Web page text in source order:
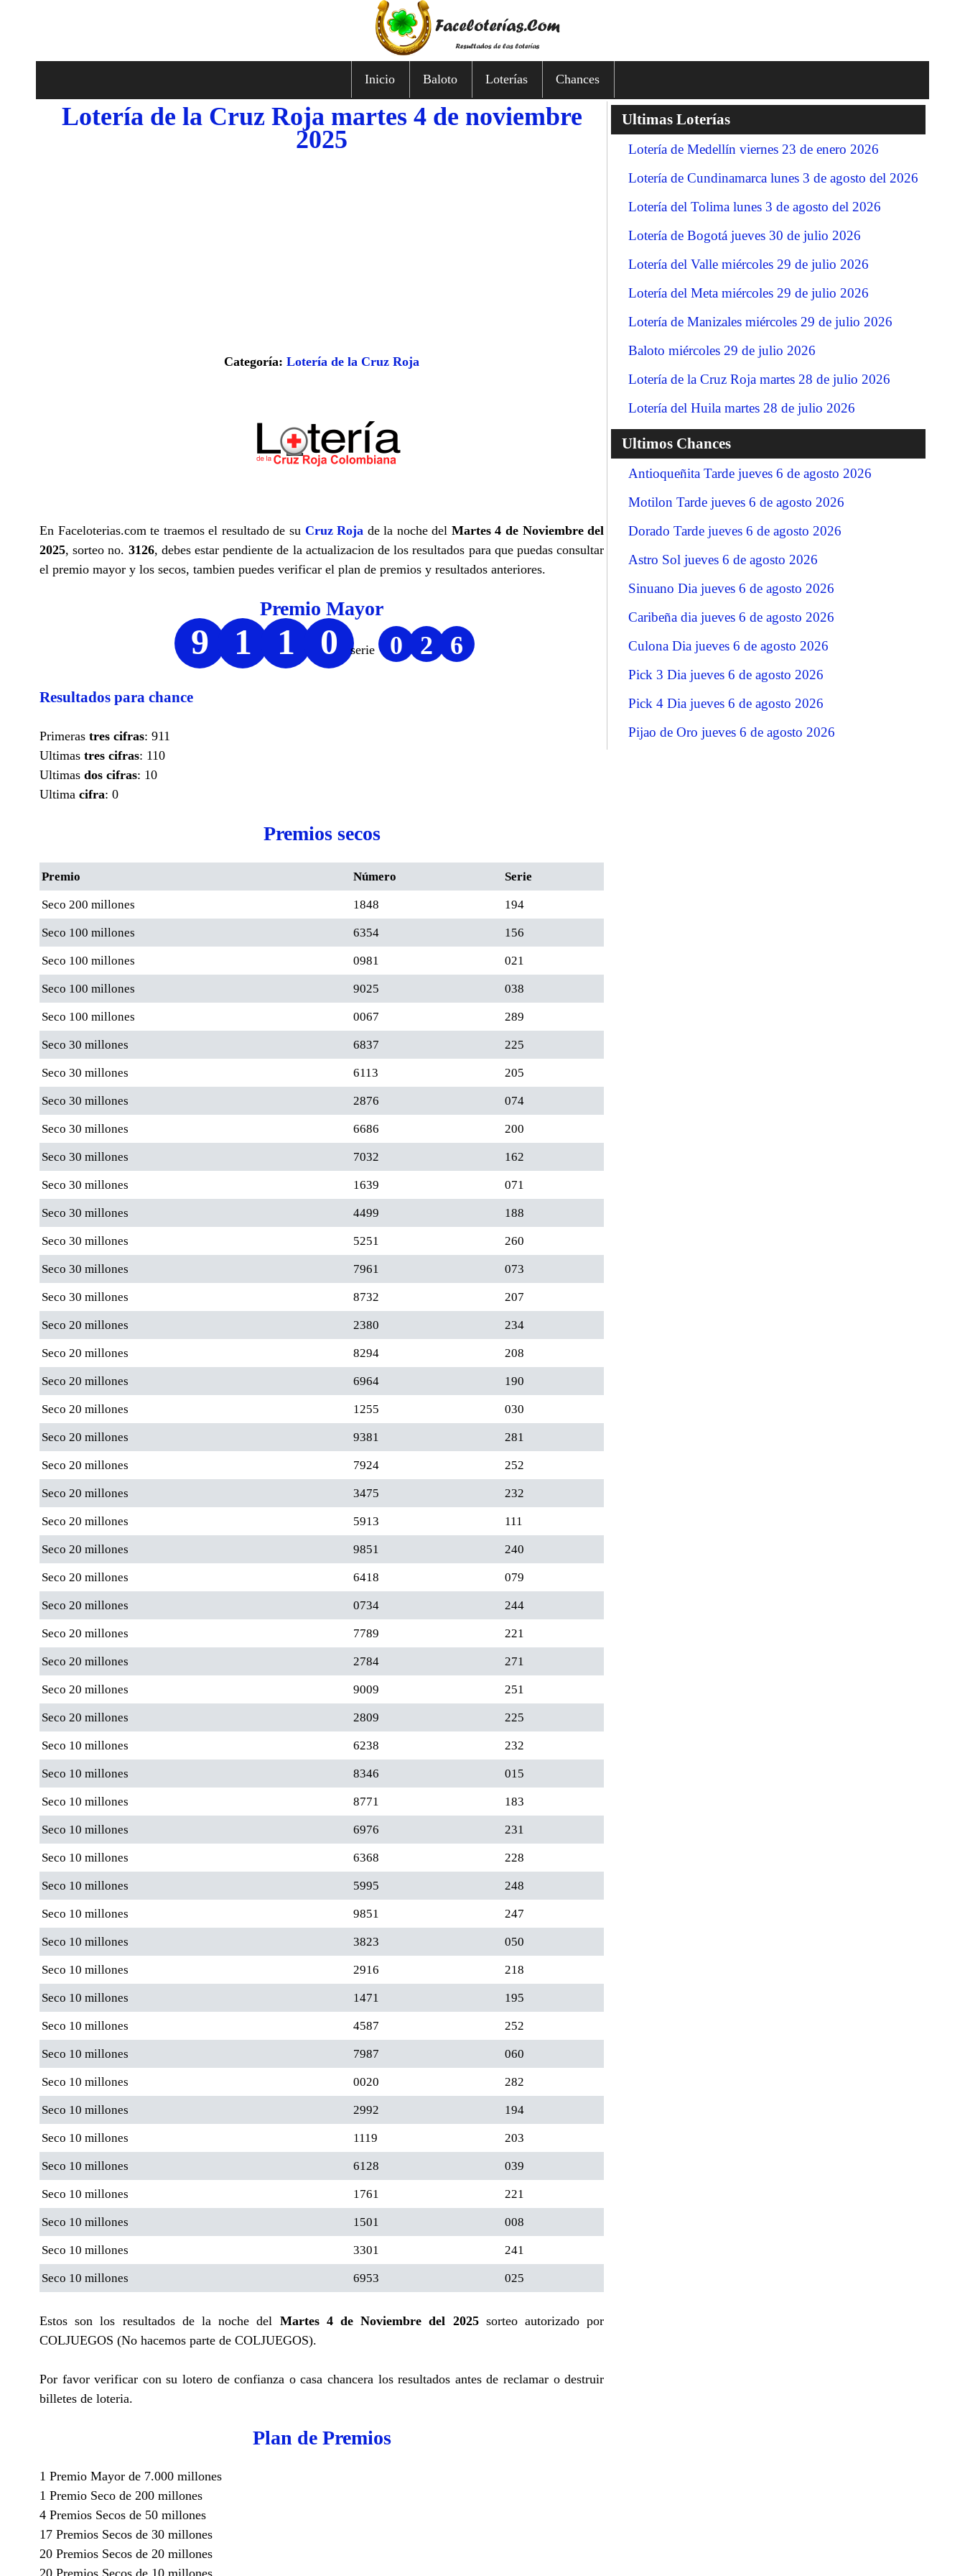
Inicio Baloto Loterías Chances
Lotería de la Cruz Roja martes 4 de noviembre
2025
Categoría:Lotería de la Cruz Roja
En Faceloterias.com te traemos el resultado de su Cruz Roja de la noche del Martes 4 de Noviembre del
2025, sorteo no. 3126, debes estar pendiente de la actualizacion de los resultados para que puedas consultar
el premio mayor y los secos, tambien puedes verificar el plan de premios y resultados anteriores.
Premio Mayor
9 1 1 0 serie 0 2 6
Resultados para chance
Primeras tres cifras: 911
Ultimas tres cifras: 110
Ultimas dos cifras: 10
Ultima cifra: 0
Premios secos
Premio Número Serie
Seco 200 millones 1848 194
Seco 100 millones 6354 156
Seco 100 millones 0981 021
Seco 100 millones 9025 038
Seco 100 millones 0067 289
Seco 30 millones 6837 225
Seco 30 millones 6113 205
Seco 30 millones 2876 074
Seco 30 millones 6686 200
Seco 30 millones 7032 162
Seco 30 millones 1639 071
Seco 30 millones 4499 188
Seco 30 millones 5251 260
Seco 30 millones 7961 073
Seco 30 millones 8732 207
Seco 20 millones 2380 234
Seco 20 millones 8294 208
Seco 20 millones 6964 190
Seco 20 millones 1255 030
Seco 20 millones 9381 281
Seco 20 millones 7924 252
Seco 20 millones 3475 232
Seco 20 millones 5913 111
Seco 20 millones 9851 240
Seco 20 millones 6418 079
Seco 20 millones 0734 244
Seco 20 millones 7789 221
Seco 20 millones 2784 271
Seco 20 millones 9009 251
Seco 20 millones 2809 225
Seco 10 millones 6238 232
Seco 10 millones 8346 015
Seco 10 millones 8771 183
Seco 10 millones 6976 231
Seco 10 millones 6368 228
Seco 10 millones 5995 248
Seco 10 millones 9851 247
Seco 10 millones 3823 050
Seco 10 millones 2916 218
Seco 10 millones 1471 195
Seco 10 millones 4587 252
Seco 10 millones 7987 060
Seco 10 millones 0020 282
Seco 10 millones 2992 194
Seco 10 millones 1119 203
Seco 10 millones 6128 039
Seco 10 millones 1761 221
Seco 10 millones 1501 008
Seco 10 millones 3301 241
Seco 10 millones 6953 025
Estos son los resultados de la noche del Martes 4 de Noviembre del 2025sorteo autorizado por
COLJUEGOS (No hacemos parte de COLJUEGOS).
Por favor verificar con su lotero de confianza o casa chancera los resultados antes de reclamar o destruir
billetes de loteria.
Plan de Premios
1 Premio Mayor de 7.000 millones
1 Premio Seco de 200 millones
4 Premios Secos de 50 millones
17 Premios Secos de 30 millones
20 Premios Secos de 20 millones
20 Premios Secos de 10 millones
Ultimas Loterías
Lotería de Medellín viernes 23 de enero 2026
Lotería de Cundinamarca lunes 3 de agosto del 2026
Lotería del Tolima lunes 3 de agosto del 2026
Lotería de Bogotá jueves 30 de julio 2026
Lotería del Valle miércoles 29 de julio 2026
Lotería del Meta miércoles 29 de julio 2026
Lotería de Manizales miércoles 29 de julio 2026
Baloto miércoles 29 de julio 2026
Lotería de la Cruz Roja martes 28 de julio 2026
Lotería del Huila martes 28 de julio 2026
Ultimos Chances
Antioqueñita Tarde jueves 6 de agosto 2026
Motilon Tarde jueves 6 de agosto 2026
Dorado Tarde jueves 6 de agosto 2026
Astro Sol jueves 6 de agosto 2026
Sinuano Dia jueves 6 de agosto 2026
Caribeña dia jueves 6 de agosto 2026
Culona Dia jueves 6 de agosto 2026
Pick 3 Dia jueves 6 de agosto 2026
Pick 4 Dia jueves 6 de agosto 2026
Pijao de Oro jueves 6 de agosto 2026